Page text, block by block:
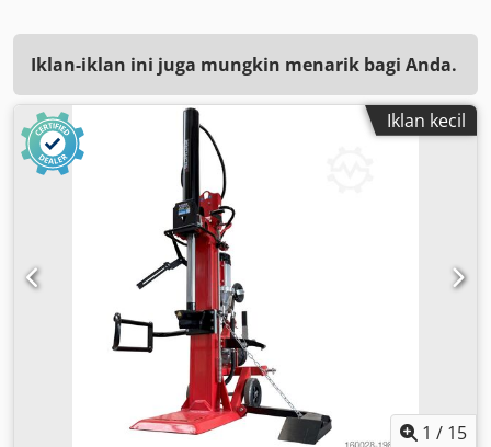
Iklan-iklan ini juga mungkin menarik bagi Anda.
Iklan kecil
1 / 15